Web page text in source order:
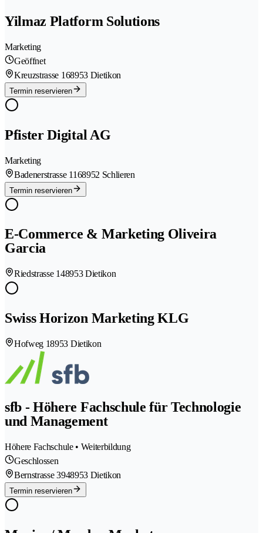
Yilmaz Platform Solutions
Marketing
Geöffnet
Kreuzstrasse 168953 Dietikon
Termin reservieren
Pfister Digital AG
Marketing
Badenerstrasse 1168952 Schlieren
Termin reservieren
E-Commerce & Marketing Oliveira
Garcia
Riedstrasse 148953 Dietikon
Swiss Horizon Marketing KLG
Hofweg 18953 Dietikon
sfb - Höhere Fachschule für Technologie
und Management
Höhere Fachschule • Weiterbildung
Geschlossen
Bernstrasse 3948953 Dietikon
Termin reservieren